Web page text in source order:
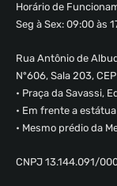
Horário de
Seg à Sex: 09:00 às
Rua Antônio de
Nº606, Sala 203,
• Praça da Savassi,
• Em frente a
• Mesmo prédio da
CNPJ 13.144.091/